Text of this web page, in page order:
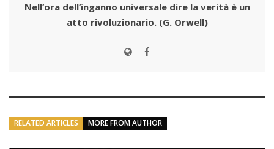
Nell’ora dell’inganno universale dire la verità è un
atto rivoluzionario. (G. Orwell)
RELATED ARTICLES MORE FROM AUTHOR